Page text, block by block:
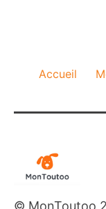
Accueil
© MonToutoo